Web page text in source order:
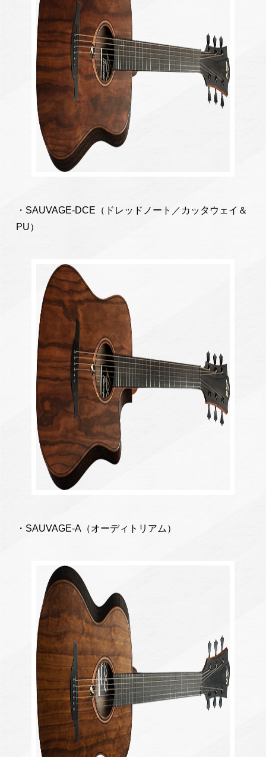
・SAUVAGE-DCE（ドレッドノート／カッタウェイ＆
PU）
・SAUVAGE-A（オーディトリアム）